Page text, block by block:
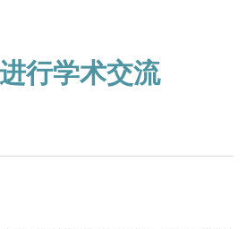
行学术交流